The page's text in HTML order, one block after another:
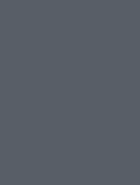
terzo settore